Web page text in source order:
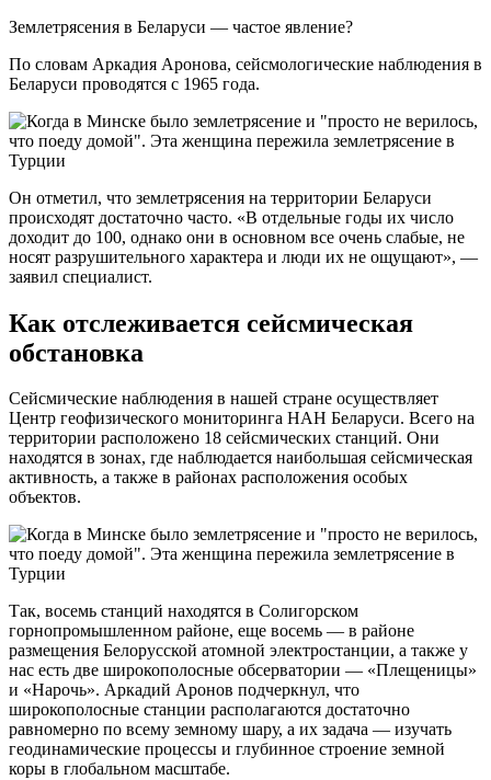
Землетрясения в Беларуси — частое явление?
По словам Аркадия Аронова, сейсмологические наблюдения в
Беларуси проводятся с 1965 года.
Он отметил, что землетрясения на территории Беларуси
происходят достаточно часто. «В отдельные годы их число
доходит до 100, однако они в основном все очень слабые, не
носят разрушительного характера и люди их не ощущают», —
заявил специалист.
Как отслеживается сейсмическая
обстановка
Сейсмические наблюдения в нашей стране осуществляет
Центр геофизического мониторинга НАН Беларуси. Всего на
территории расположено 18 сейсмических станций. Они
находятся в зонах, где наблюдается наибольшая сейсмическая
активность, а также в районах расположения особых
объектов.
Так, восемь станций находятся в Солигорском
горнопромышленном районе, еще восемь — в районе
размещения Белорусской атомной электростанции, а также у
нас есть две широкополосные обсерватории — «Плещеницы»
и «Нарочь». Аркадий Аронов подчеркнул, что
широкополосные станции располагаются достаточно
равномерно по всему земному шару, а их задача — изучать
геодинамические процессы и глубинное строение земной
коры в глобальном масштабе.